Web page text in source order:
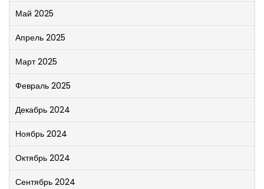
Май 2025
Апрель 2025
Март 2025
Февраль 2025
Декабрь 2024
Ноябрь 2024
Октябрь 2024
Сентябрь 2024